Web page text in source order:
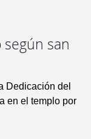
san
Dedicación del
en el templo por